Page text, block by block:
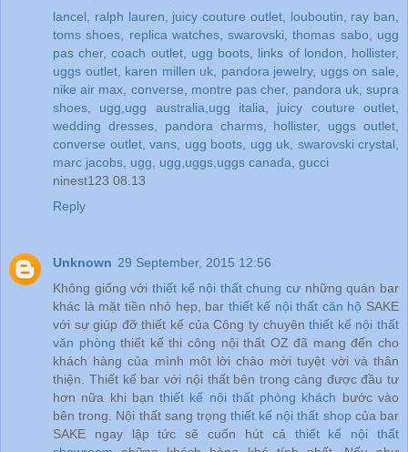
lancel
ralph lauren juicy couture outlet, louboutin ray ban
toms shoes
replica watches,swarovski ,thomas sabo
ugg
pas cher,coach outlet, ugg boots links of london hollister,
uggs outlet, karen millen uk pandora jewelry, uggs on sale
nike air max converse montre pas cher, pandora uk,supra
shoes
ugg,ugg australia,ugg italia juicy couture outlet
wedding dresses, pandora charms, hollister, uggs outlet
converse outlet, vans ugg boots ugg uk swarovski crystal
marc jacobs ugg ugg,uggs,uggs canada gucci
ninest123 08.13
Reply
Unknown 29 September, 2015 12:56
Không giống với thiết kế nội thất chung cư những quán bar
khác là mặt tiền nhỏ hẹp, bar thiết kế nội thất căn hộ SAKE
với sự giúp đỡ thiết kế của Công ty chuyênthiết kế nội thất
văn phòng thiết kế thi công nội thất OZ đã mang đến cho
khách hàng của mình môt lời chào mời tuyệt vời và thân
thiện. Thiết kế bar với nội thất bên trong càng được đầu tư
hơn nữa khi bạnthiết kế nội thất phòng khách bước vào
bên trong. Nội thất sang trọng thiết kế nội thất shop của bar
SAKE ngay lập tức sẽ cuốn hút cả thiết kế nội thất